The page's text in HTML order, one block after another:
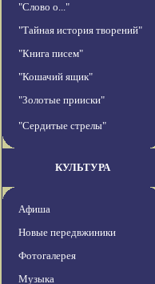
"Слово о..."
"Тайная история творений"
"Книга писем"
"Кошачий ящик"
"Золотые прииски"
"Сердитые стрелы"
КУЛЬТУРА
Афиша
Новые передвжиники
Фотогалерея
Музыка